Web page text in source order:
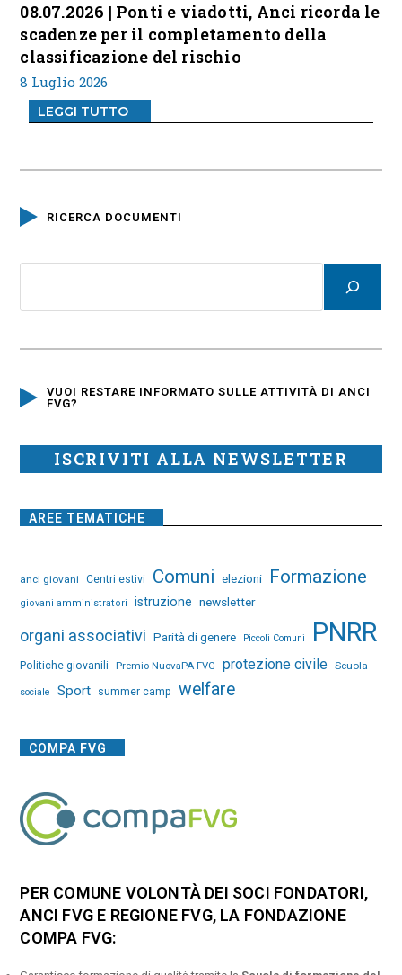
08.07.2026 | Ponti e viadotti, Anci ricorda le
scadenze per il completamento della
classificazione del rischio
8 Luglio 2026
LEGGI TUTTO
RICERCA DOCUMENTI
VUOI RESTARE INFORMATO SULLE ATTIVITÀ DI ANCI
FVG?
ISCRIVITI ALLA NEWSLETTER
AREE TEMATICHE
anci giovani Centri estivi Comuni elezioni Formazione
giovani amministratori istruzione newsletter
organi associativi Parità di genere Piccoli Comuni PNRR
Politiche giovanili Premio NuovaPA FVG protezione civile Scuola
sociale Sport summer camp welfare
COMPA FVG
PER COMUNE VOLONTÀ DEI SOCI FONDATORI,
ANCI FVG E REGIONE FVG, LA FONDAZIONE
COMPA FVG: